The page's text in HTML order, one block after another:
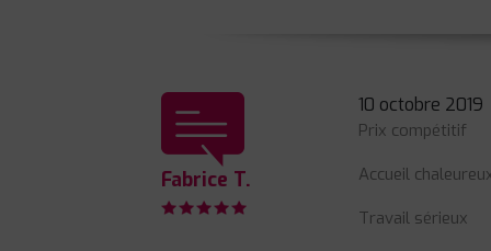
Fabrice T.
10 octobre 2019
Prix compétitif
Accueil
Travail sérieux